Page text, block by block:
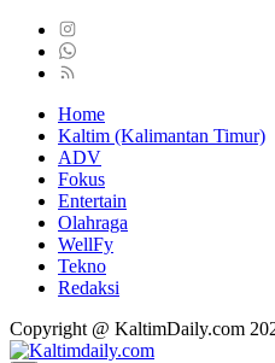
Home
Kaltim (Kalimantan Timur)
ADV
Fokus
Entertain
Olahraga
WellFy
Tekno
Redaksi
Copyright @ KaltimDaily.com